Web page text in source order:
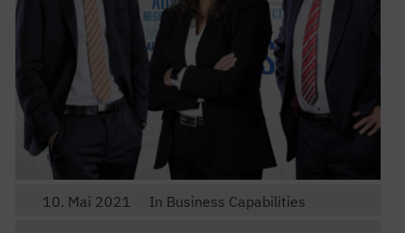
10. Mai 2021 In Business Capabilities